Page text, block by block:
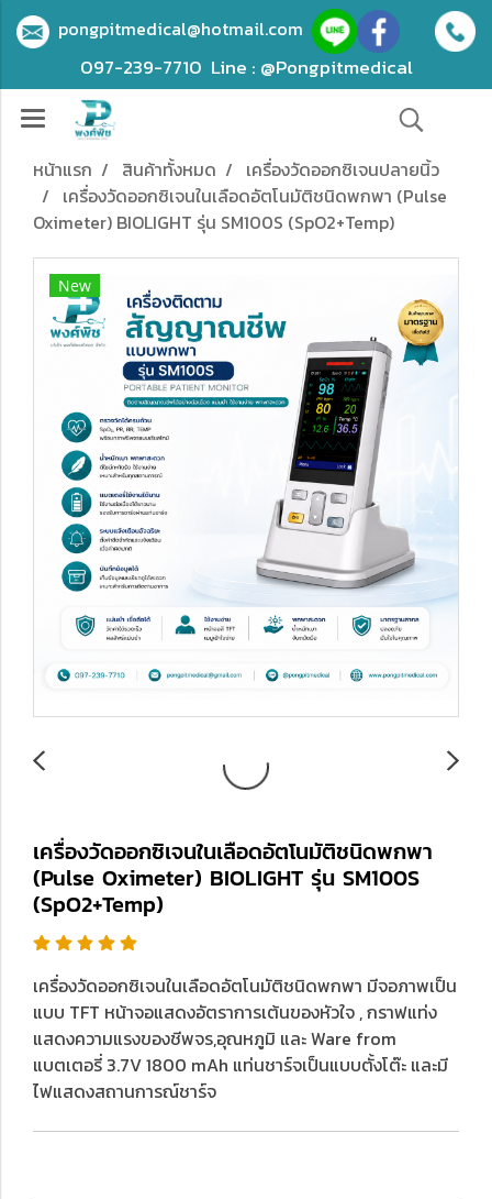
pongpitmedical@hotmail.com
097-239-7710 Line : @Pongpitmedical
หน้าแรก สินค้าทั้งหมด
เครื่องวัดออกซิเจนปลายนิ้ว
เครื่องวัดออกซิเจนในเลือดอัตโนมัติชนิดพกพา (Pulse
Oximeter) BIOLIGHT รุ่น SM100S (SpO2+Temp)
New
เครื่องวัดออกซิเจนในเลือดอัตโนมัติชนิดพกพา
(Pulse Oximeter) BIOLIGHT รุ่น SM100S
(SpO2+Temp)
เครื่องวัดออกซิเจนในเลือดอัตโนมัติชนิดพกพา มีจอภาพเป็น
แบบ TFT หน้าจอแสดงอัตราการเต้นของหัวใจ , กราฟแท่ง
แสดงความแรงของชีพจร,อุณหภูมิ และ Ware from
แบตเตอรี่ 3.7V 1800 mAh แท่นชาร์จเป็นแบบตั้งโต๊ะ และมี
ไฟแสดงสถานการณ์ชาร์จ